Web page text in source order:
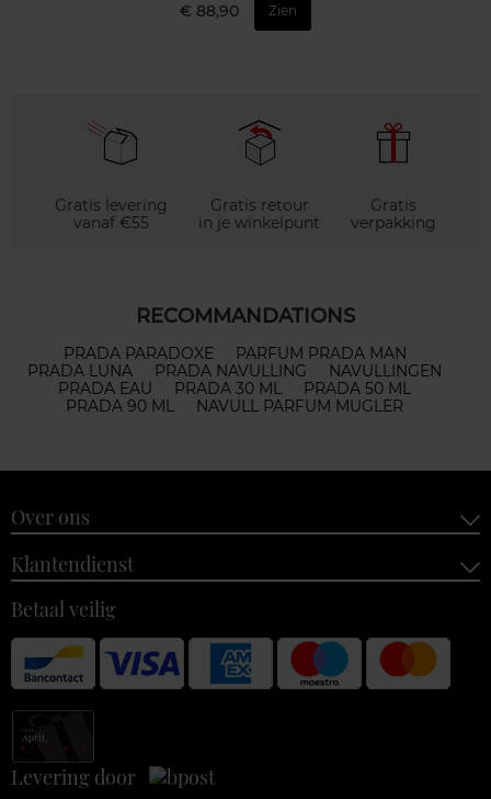
€ 88,90 Zien
Gratis levering
vanaf €55
Gratis retour
in je winkelpunt
Gratis
verpakking
RECOMMANDATIONS
PRADA PARADOXE
PARFUM PRADA MAN
PRADA LUNA
PRADA NAVULLING
NAVULLINGEN
PRADA EAU
PRADA 30 ML
PRADA 50 ML
PRADA 90 ML
NAVULL PARFUM MUGLER
Over ons
Klantendienst
Betaal veilig
Levering door